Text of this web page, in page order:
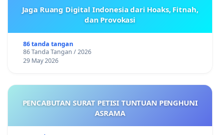
Jaga Ruang Digital Indonesia dari Hoaks, Fitnah,
dan Provokasi
86 tanda tangan
86 Tanda Tangan / 2026
29 May 2026
PENCABUTAN SURAT PETISI TUNTUAN PENGHUNI
ASRAMA